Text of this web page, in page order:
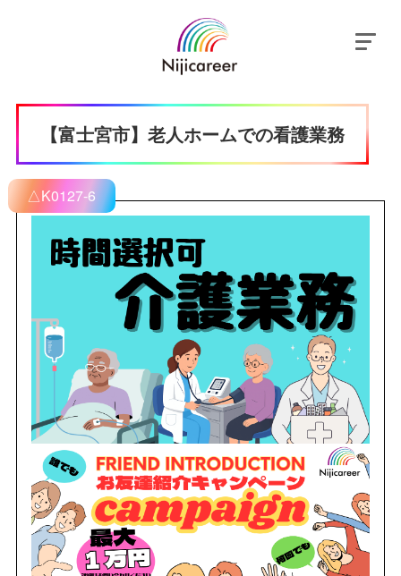
【富士宮市】老人ホームでの看護業務
△K0127-6